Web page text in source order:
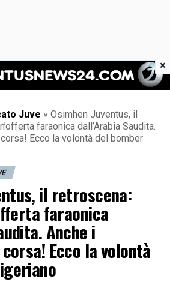
Juventus News 24
Juve » Osimhen Juventus, il
faraonica dall’Arabia Saudita.
Ecco la volontà del bomber
il retroscena:
faraonica
Anche i
Ecco la volontà
×